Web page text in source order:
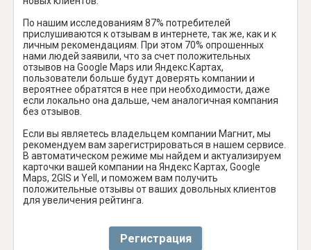
По нашим исследованиям 87% потребителей
прислушиваются к отзывам в интернете, так же, как и к
личным рекомендациям. При этом 70% опрошенных
нами людей заявили, что за счет положительных
отзывов на Google Maps или Яндекс.Картах,
пользователи больше будут доверять компании и
вероятнее обратятся в нее при необходимости, даже
если локально она дальше, чем аналогичная компания
без отзывов.
Если вы являетесь владельцем компании Магнит, мы
рекомендуем вам зарегистрироваться в нашем сервисе.
В автоматическом режиме мы найдем и актуализируем
карточки вашей компании на Яндекс Картах, Google
Maps, 2GIS и Yell, и поможем вам получить
положительные отзывы от ваших довольных клиентов
для увеличения рейтинга.
Регистрация